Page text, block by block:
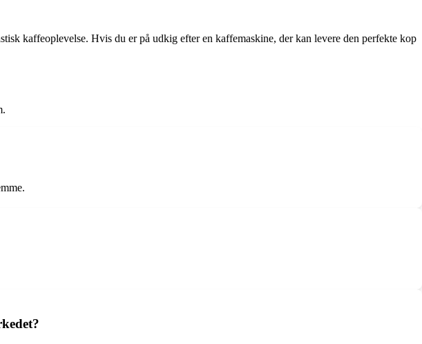
kaffeoplevelse. Hvis du er på udkig efter en kaffemaskine, der kan levere den perfekte kop